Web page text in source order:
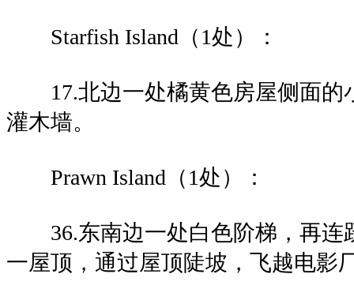
Starfish Island（1处）：
17.北边一处橘黄色房屋侧面的
灌木墙。
Prawn Island（1处）：
36.东南边一处白色阶梯，再连
一屋顶，通过屋顶陡坡，飞越电影